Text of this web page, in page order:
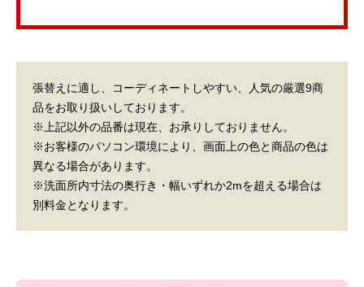
張替えに適し、コーディネートしやすい、人気の厳選9商
品をお取り扱いしております。
※上記以外の品番は現在、お承りしておりません。
※お客様のパソコン環境により、画面上の色と商品の色は
異なる場合があります。
※洗面所内寸法の奥行き・幅いずれか2mを超える場合は
別料金となります。